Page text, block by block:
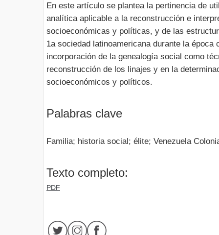
En este artículo se plantea la pertinencia de
analítica aplicable a la reconstrucción e
socioeconómicas y políticas, y de las
1a sociedad latinoamericana durante la época
incorporación de la genealogía social como
reconstrucción de los linajes y en la
socioeconómicos y políticos.
Palabras clave
Familia; historia social; élite; Venezuela
Texto completo:
PDF